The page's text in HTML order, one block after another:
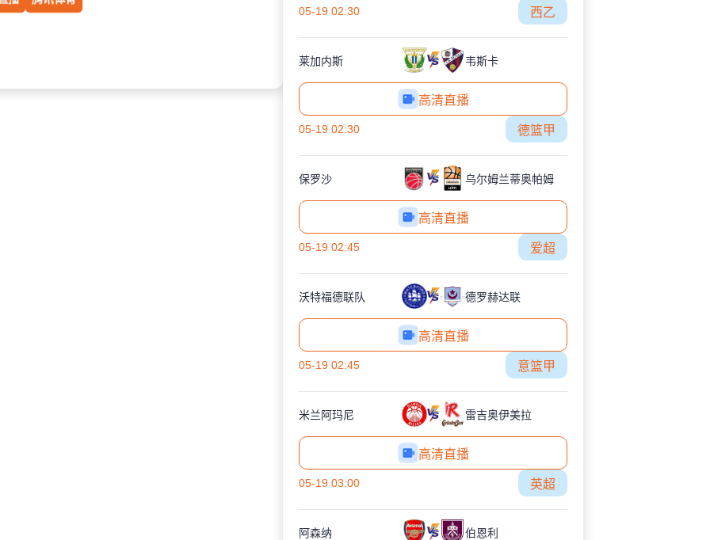
05-19 02:30 西乙
莱加内斯 韦斯卡
高清直播
05-19 02:30 德篮甲
保罗沙 乌尔姆兰蒂奥帕姆
高清直播
05-19 02:45 爱超
沃特福德联队 德罗赫达联
高清直播
05-19 02:45 意篮甲
米兰阿玛尼 雷吉奥伊美拉
高清直播
05-19 03:00 英超
阿森纳 伯恩利